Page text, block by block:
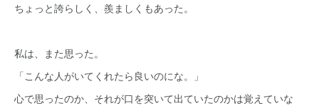
ちょっと誇らしく、羨ましくもあった。
私は、また思った。
「こんな人がいてくれたら良いのにな。」
心で思ったのか、それが口を突いて出ていたのかは覚えていな